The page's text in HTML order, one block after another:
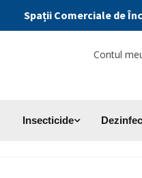
Spații Comerciale de
Contul
Insecticide